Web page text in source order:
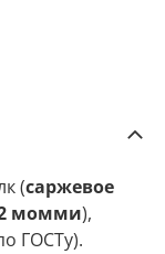
(саржевое
момми),
ГОСТу).